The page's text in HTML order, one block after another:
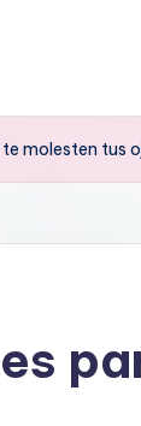
molesten tus